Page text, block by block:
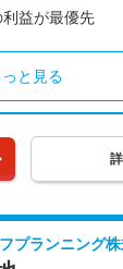
益が最優先
っと見る
プランニング